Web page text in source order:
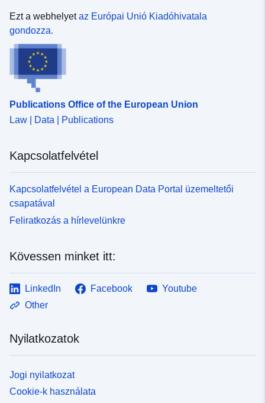
Ezt a webhelyetaz Európai Unió Kiadóhivatala
gondozza.
Publications Office of the European Union
Law | Data | Publications
Kapcsolatfelvétel
Kapcsolatfelvétel a European Data Portal üzemeltetői
csapatával
Feliratkozás a hírlevelünkre
Kövessen minket itt:
LinkedIn Facebook
Youtube
Other
Nyilatkozatok
Jogi nyilatkozat
Cookie-k használata